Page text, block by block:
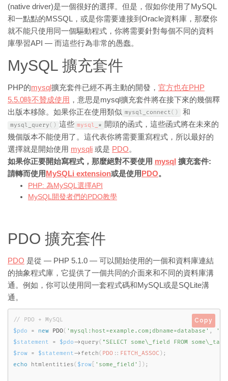
(native driver)是一個很好的選擇。但是，假如你使用了MySQL
和一點點的MSSQL，或是你需要連接到Oracle資料庫，那麼你
就不能只使用同一個驅動程式，你將需要針對每個不同的資料
庫學習API — 而這些行為非常的愚蠢。
MySQL 擴充套件
PHP的mysql擴充套件已經不再主動的開發， 官方也在PHP
5.5.0時不贊成使用 ，意思是mysql擴充套件將在接下來的幾個釋
出版本移除。如果你正在使用類似 mysql_connect( ) 和
mysql_query( ) 這些 mysql_ *
開頭的函式，這些函式將在未來的
幾個版本不能使用了。這代表你將需要重寫程式，所以最好的
選擇就是開始使用 mysqli 或是 PDO。
如果你正要開始寫程式，那麼絕對不要使用 mysql 擴充套件:
請轉而使用MySQLi extension或是使用PDO。
PHP: 為MySQL選擇API
MySQL開發者們的PDO教學
PDO 擴充套件
PDO 是從 — PHP 5.1.0 — 可以開始使用的一個和資料庫連結
的抽象程式庫，它提供了一個共同的介面來和不同的資料庫溝
通。例如，你可以使用同一套程式碼和MySQL或是SQLite溝
通。
$pdo
= new PDO( 'mysql:host=example.com;dbname=database' ,
$statement
= $pdo-> query( "SELECT some\_field FROM
$row
= $statement-> fetch( PDO :: FETCH_ASSOC ) ;
echo
htmlentities( $row 'some_field' ) ;
Copy